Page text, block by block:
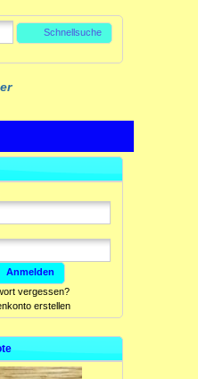
Schnellsuche
Anmelden
vergessen?
erstellen